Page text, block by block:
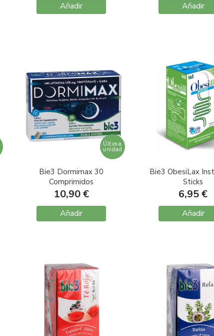
Añadir Añadir
Última
unidad
Bie3 Dormimax 30
Comprimidos
10,90 €
Añadir
Bie3 ObesiLax
Sticks
6,95 €
Añadir